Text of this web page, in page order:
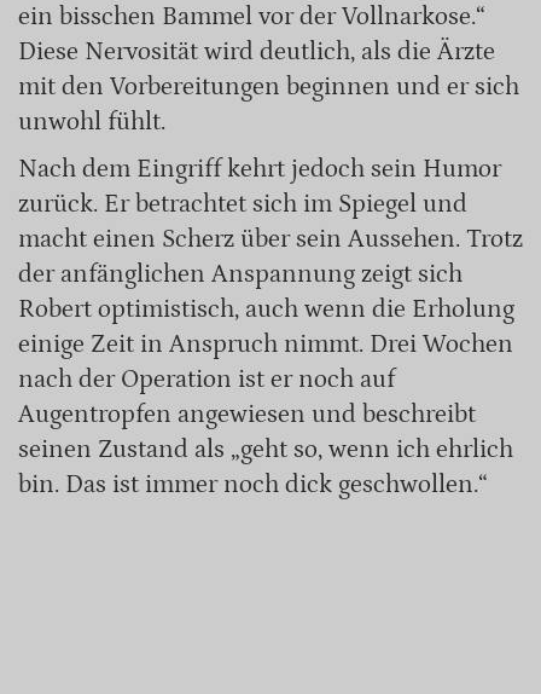
ein bisschen Bammel vor der Vollnarkose.“
Diese Nervosität wird deutlich, als die Ärzte
mit den Vorbereitungen beginnen und er sich
unwohl fühlt.
Nach dem Eingriff kehrt jedoch sein Humor
zurück. Er betrachtet sich im Spiegel und
macht einen Scherz über sein Aussehen. Trotz
der anfänglichen Anspannung zeigt sich
Robert optimistisch, auch wenn die Erholung
einige Zeit in Anspruch nimmt. Drei Wochen
nach der Operation ist er noch auf
Augentropfen angewiesen und beschreibt
seinen Zustand als „geht so, wenn ich ehrlich
bin. Das ist immer noch dick geschwollen.“